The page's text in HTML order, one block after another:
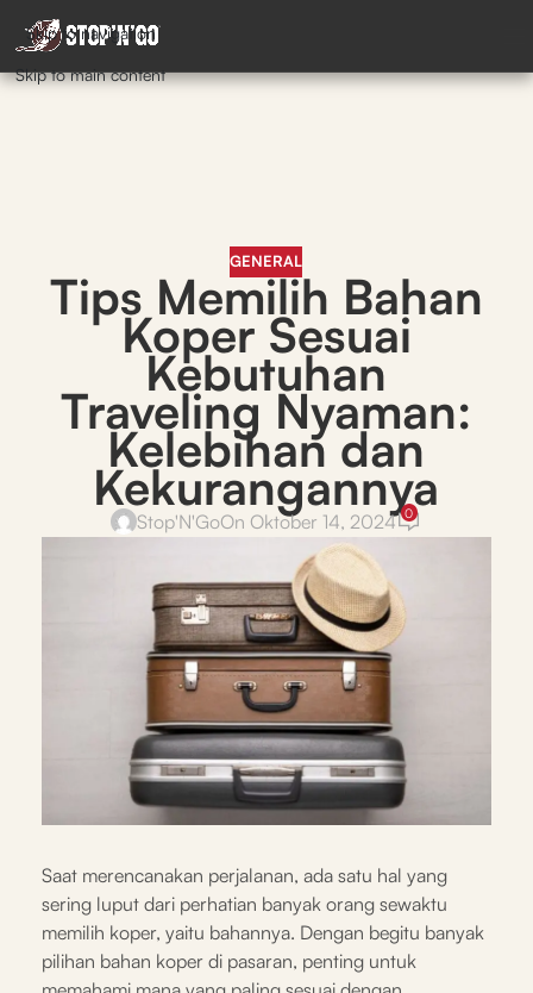
Skip to navigation
Skip to main content
GENERAL
Tips Memilih Bahan
Koper Sesuai
Kebutuhan
Traveling Nyaman:
Kelebihan dan
Kekurangannya
Stop'N'GoOn Oktober 14, 2024 0
Saat merencanakan perjalanan, ada satu hal yang
sering luput dari perhatian banyak orang sewaktu
memilih koper, yaitu bahannya. Dengan begitu banyak
pilihan bahan koper di pasaran, penting untuk